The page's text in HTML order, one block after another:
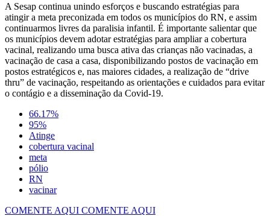
A Sesap continua unindo esforços e buscando estratégias para
atingir a meta preconizada em todos os municípios do RN, e assim
continuarmos livres da paralisia infantil. É importante salientar que
os municípios devem adotar estratégias para ampliar a cobertura
vacinal, realizando uma busca ativa das crianças não vacinadas, a
vacinação de casa a casa, disponibilizando postos de vacinação em
postos estratégicos e, nas maiores cidades, a realização de “drive
thru” de vacinação, respeitando as orientações e cuidados para evitar
o contágio e a disseminação da Covid-19.
66.17%
95%
Atinge
cobertura vacinal
meta
pólio
RN
vacinar
COMENTE AQUI COMENTE AQUI